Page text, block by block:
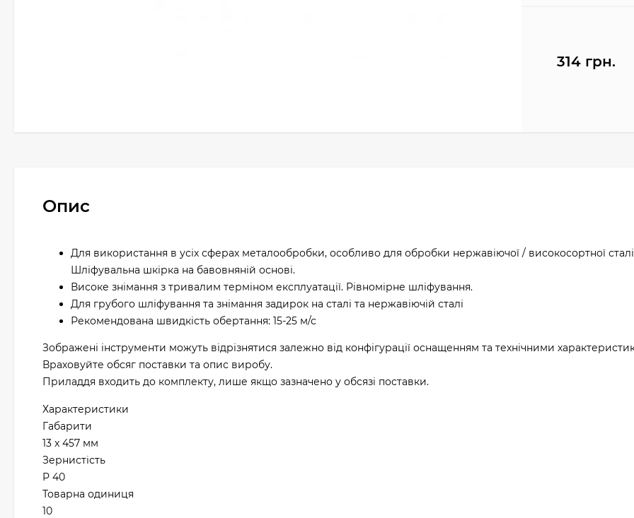
314 грн.
Опис
Для використання в усіх сферах металообробки, особливо для обробки нержавіючої / високосортної
Шліфувальна шкірка на бавовняній основі.
Високе знімання з тривалим терміном експлуатації. Рівномірне шліфування.
Для грубого шліфування та знімання задирок на сталі та нержавіючій сталі
Рекомендована швидкість обертання: 15-25 м/с
Зображені інструменти можуть відрізнятися залежно від конфігурації оснащенням та технічними
Враховуйте обсяг поставки та опис виробу.
Приладдя входить до комплекту, лише якщо зазначено у обсязі поставки.
Характеристики
Габарити
13 x 457 мм
Зернистість
P 40
Товарна одиниця
10